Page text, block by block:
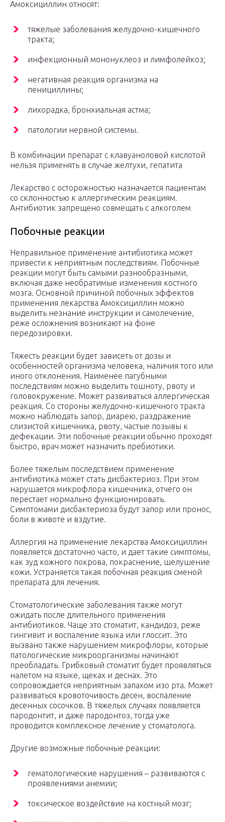
Амоксициллин относят:
тяжелые заболевания желудочно-кишечного
тракта;
инфекционный мононуклеоз и лимфолейкоз;
негативная реакция организма на
пенициллины;
лихорадка, бронхиальная астма;
патологии нервной системы.
В комбинации препарат с клавуаноловой кислотой
нельзя применять в случае желтухи, гепатита
Лекарство с осторожностью назначается пациентам
со склонностью к аллергическим реакциям.
Антибиотик запрещено совмещать с алкоголем
Побочные реакции
Неправильное применение антибиотика может
привести к неприятным последствиям. Побочные
реакции могут быть самыми разнообразными,
включая даже необратимые изменения костного
мозга. Основной причиной побочных эффектов
применения лекарства Амоксициллин можно
выделить незнание инструкции и самолечение,
реже осложнения возникают на фоне
передозировки.
Тяжесть реакции будет зависеть от дозы и
особенностей организма человека, наличия того или
иного отклонения. Наименее пагубными
последствиям можно выделить тошноту, рвоту и
головокружение. Может развиваться аллергическая
реакция. Со стороны желудочно-кишечного тракта
можно наблюдать запор, диарею, раздражение
слизистой кишечника, рвоту, частые позывы к
дефекации. Эти побочные реакции обычно проходят
быстро, врач может назначить пребиотики.
Более тяжелым последствием применение
антибиотика может стать дисбактериоз. При этом
нарушается микрофлора кишечника, отчего он
перестает нормально функционировать.
Симптомами дисбактериоза будут запор или пронос,
боли в животе и вздутие.
Аллергия на применение лекарства Амоксициллин
появляется достаточно часто, и дает такие симптомы,
как зуд кожного покрова, покраснение, шелушение
кожи. Устраняется такая побочная реакция сменой
препарата для лечения.
Стоматологические заболевания также могут
ожидать после длительного применения
антибиотиков. Чаще это стоматит, кандидоз, реже
гингивит и воспаление языка или глоссит. Это
вызвано также нарушением микрофлоры, которые
патологические микроорганизмы начинают
преобладать. Грибковый стоматит будет проявляться
налетом на языке, щеках и деснах. Это
сопровождается неприятным запахом изо рта. Может
развиваться кровоточивость десен, воспаление
десенных сосочков. В тяжелых случаях появляется
пародонтит, и даже пародонтоз, тогда уже
проводится комплексное лечение у стоматолога.
Другие возможные побочные реакции:
гематологические нарушения – развиваются с
проявлениями анемии;
токсическое воздействие на костный мозг;